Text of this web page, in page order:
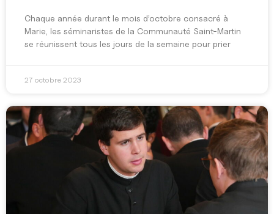
Chaque année durant le mois d’octobre consacré à
Marie, les séminaristes de la Communauté Saint-Martin
se réunissent tous les jours de la semaine pour prier
27 octobre 2023